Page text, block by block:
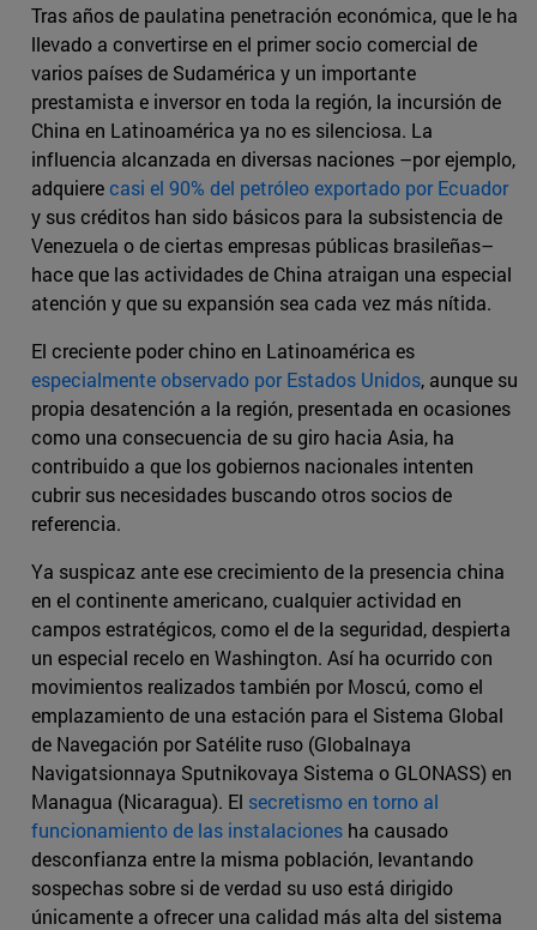
Tras años de paulatina penetración económica, que le ha
llevado a convertirse en el primer socio comercial de
varios países de Sudamérica y un importante
prestamista e inversor en toda la región, la incursión de
China en Latinoamérica ya no es silenciosa. La
influencia alcanzada en diversas naciones –por ejemplo,
adquierecasi el 90% del petróleo exportado por Ecuador
y sus créditos han sido básicos para la subsistencia de
Venezuela o de ciertas empresas públicas brasileñas–
hace que las actividades de China atraigan una especial
atención y que su expansión sea cada vez más nítida.
El creciente poder chino en Latinoamérica es
especialmente observado por Estados Unidos, aunque su
propia desatención a la región, presentada en ocasiones
como una consecuencia de su giro hacia Asia, ha
contribuido a que los gobiernos nacionales intenten
cubrir sus necesidades buscando otros socios de
referencia.
Ya suspicaz ante ese crecimiento de la presencia china
en el continente americano, cualquier actividad en
campos estratégicos, como el de la seguridad, despierta
un especial recelo en Washington. Así ha ocurrido con
movimientos realizados también por Moscú, como el
emplazamiento de una estación para el Sistema Global
de Navegación por Satélite ruso (Globalnaya
Navigatsionnaya Sputnikovaya Sistema o GLONASS) en
Managua (Nicaragua). El secretismo en torno al
funcionamiento de las instalaciones ha causado
desconfianza entre la misma población, levantando
sospechas sobre si de verdad su uso está dirigido
únicamente a ofrecer una calidad más alta del sistema